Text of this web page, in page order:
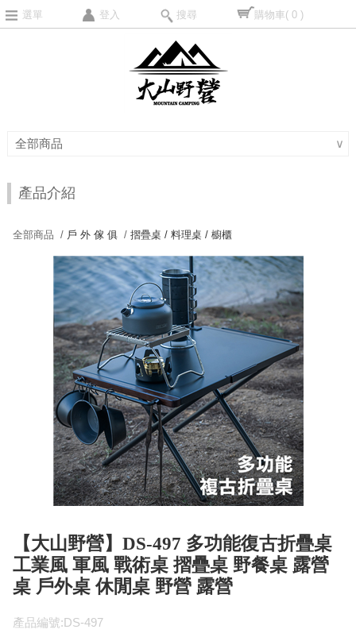
選單 登入 搜尋 購物車( 0 )
全部商品 ∨
產品介紹
全部商品 / 戶 外 傢 俱 /摺疊桌 / 料理桌 / 櫥櫃
【大山野營】DS-497 多功能復古折疊桌
工業風 軍風 戰術桌 摺疊桌 野餐桌 露營
桌 戶外桌 休閒桌 野營 露營
產品編號:DS-497